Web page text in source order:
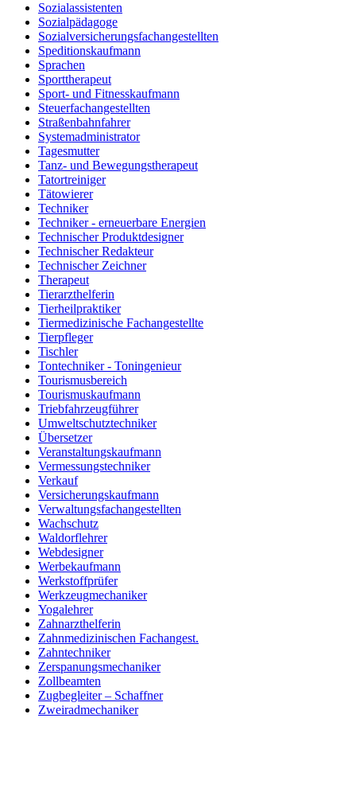
Sozialassistenten
Sozialpädagoge
Sozialversicherungsfachangestellten
Speditionskaufmann
Sprachen
Sporttherapeut
Sport- und Fitnesskaufmann
Steuerfachangestellten
Straßenbahnfahrer
Systemadministrator
Tagesmutter
Tanz- und Bewegungstherapeut
Tatortreiniger
Tätowierer
Techniker
Techniker - erneuerbare Energien
Technischer Produktdesigner
Technischer Redakteur
Technischer Zeichner
Therapeut
Tierarzthelferin
Tierheilpraktiker
Tiermedizinische Fachangestellte
Tierpfleger
Tischler
Tontechniker - Toningenieur
Tourismusbereich
Tourismuskaufmann
Triebfahrzeugführer
Umweltschutztechniker
Übersetzer
Veranstaltungskaufmann
Vermessungstechniker
Verkauf
Versicherungskaufmann
Verwaltungsfachangestellten
Wachschutz
Waldorflehrer
Webdesigner
Werbekaufmann
Werkstoffprüfer
Werkzeugmechaniker
Yogalehrer
Zahnarzthelferin
Zahnmedizinischen Fachangest.
Zahntechniker
Zerspanungsmechaniker
Zollbeamten
Zugbegleiter – Schaffner
Zweiradmechaniker